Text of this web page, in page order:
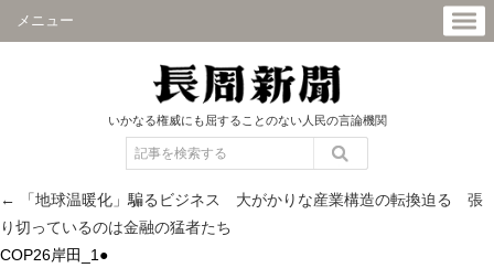
メニュー
いかなる権威にも屈することのない人民の言論機関
←
「地球温暖化」騙るビジネス 大がかりな産業構造の転換迫る 張
り切っているのは金融の猛者たち
COP26岸田_1●